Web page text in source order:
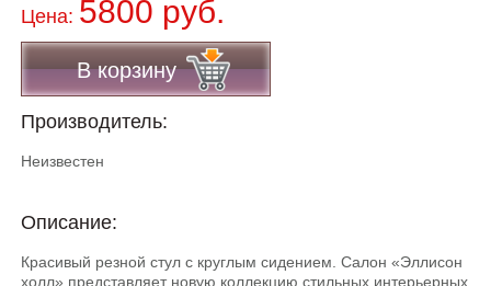
Цена: 5800 руб.
В корзину
Производитель:
Неизвестен
Описание:
Красивый резной стул с круглым сидением. Cалон «Эллисон
холл» представляет новую коллекцию стильных интерьерных